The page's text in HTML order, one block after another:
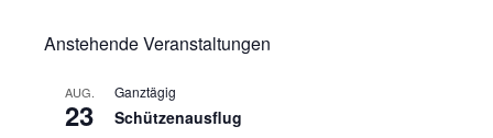
Anstehende Veranstaltungen
AUG.
23
Ganztägig
Schützenausflug